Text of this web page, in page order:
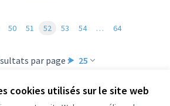
cookies utilisés sur le site web
par page : 25
50 51 52 53 54 … 64